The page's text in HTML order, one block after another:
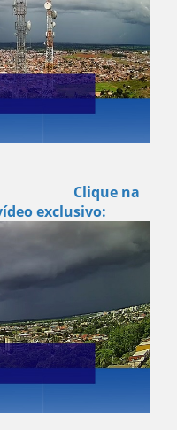
Clique na
exclusivo: